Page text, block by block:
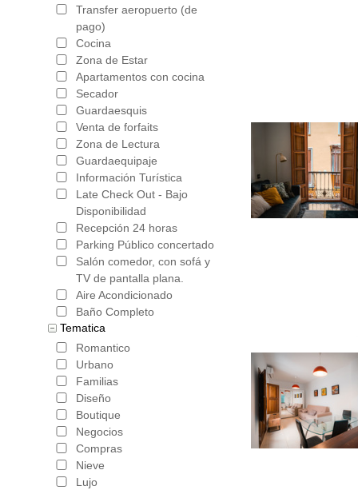
Transfer aeropuerto (de
pago)
Cocina
Zona de Estar
Apartamentos con cocina
Secador
Guardaesquis
Venta de forfaits
Zona de Lectura
Guardaequipaje
Información Turística
Late Check Out - Bajo
Disponibilidad
Recepción 24 horas
Parking Público concertado
Salón comedor, con sofá y
TV de pantalla plana.
Aire Acondicionado
Baño Completo
Tematica
Romantico
Urbano
Familias
Diseño
Boutique
Negocios
Compras
Nieve
Lujo
este de
a lo largo
que la
Jubar).
son los
,